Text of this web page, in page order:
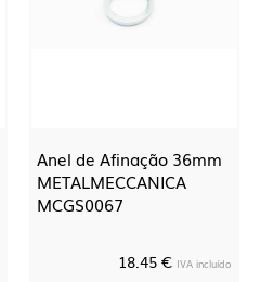
Anel de Afinação 36mm
METALMECCANICA
MCGS0067
18.45 € IVA incluído